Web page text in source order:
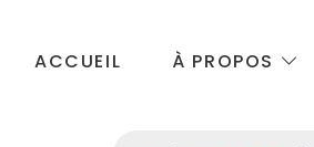
ACCUEIL À PROPOS